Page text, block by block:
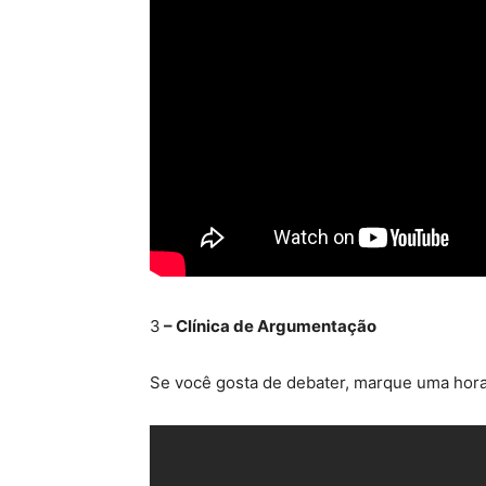
3 – Clínica de Argumentação
Se você gosta de debater, marque uma